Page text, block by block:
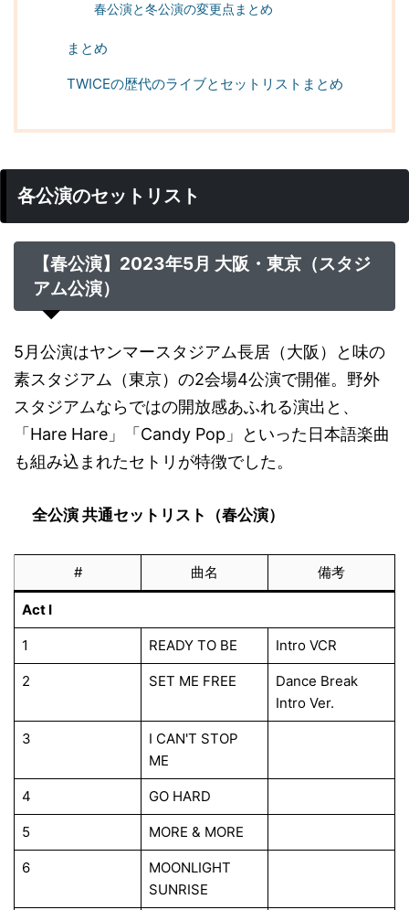
春公演と冬公演の変更点まとめ
まとめ
TWICEの歴代のライブとセットリストまとめ
各公演のセットリスト
【春公演】2023年5月 大阪・東京（スタジ
アム公演）
5月公演はヤンマースタジアム長居（大阪）と味の
素スタジアム（東京）の2会場4公演で開催。野外
スタジアムならではの開放感あふれる演出と、
「Hare Hare」「Candy Pop」といった日本語楽曲
も組み込まれたセトリが特徴でした。
全公演 共通セットリスト（春公演）
# 曲名 備考
Act I
1 READY TO BE Intro VCR
2 SET ME FREE
Dance Break
Intro Ver.
3
I CAN'T STOP
ME
4 GO HARD
5 MORE & MORE
6
MOONLIGHT
SUNRISE